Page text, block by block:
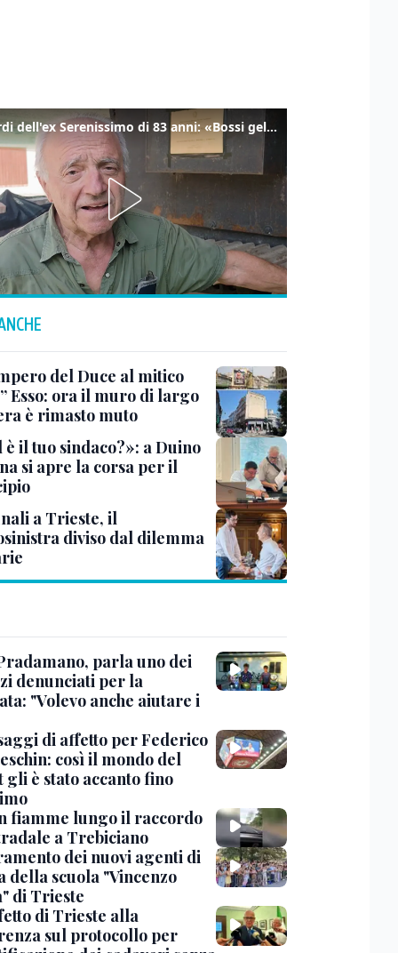
I ricordi dell'ex Serenissimo di 83 anni: «Bossi geloso di noi, in carcere mi cantavano l’inno di San Marco»
del Duce al mitico
Esso: ora il muro di largo
è rimasto muto
è il tuo sindaco?»: a Duino
si apre la corsa per il
a Trieste, il
diviso dal dilemma
parla uno dei
denunciati per la
"Volevo anche aiutare i
di affetto per Federico
così il mondo del
gli è stato accanto fino
fiamme lungo il raccordo
a Trebiciano
dei nuovi agenti di
della scuola "Vincenzo
di Trieste
di Trieste alla
sul protocollo per